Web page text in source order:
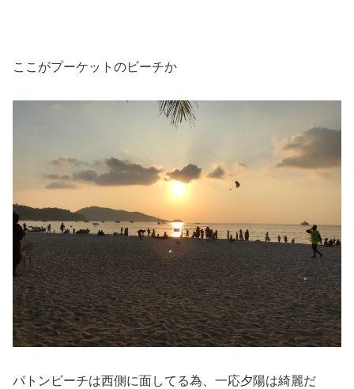
ここがプーケットのビーチか
パトンビーチは西側に面してる為、一応夕陽は綺麗だ